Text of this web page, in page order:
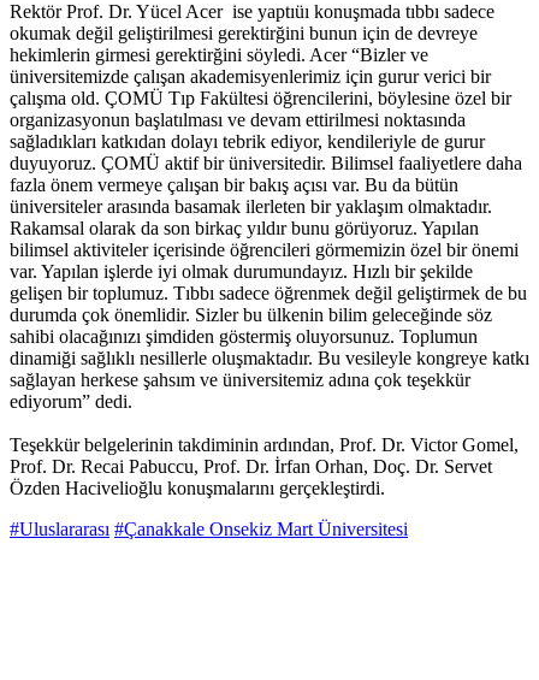
Rektör Prof. Dr. Yücel Acer ise yaptıüı konuşmada tıbbı sadece
okumak değil geliştirilmesi gerektirğini bunun için de devreye
hekimlerin girmesi gerektirğini söyledi. Acer “Bizler ve
üniversitemizde çalışan akademisyenlerimiz için gurur verici bir
çalışma old. ÇOMÜ Tıp Fakültesi öğrencilerini, böylesine özel bir
organizasyonun başlatılması ve devam ettirilmesi noktasında
sağladıkları katkıdan dolayı tebrik ediyor, kendileriyle de gurur
duyuyoruz. ÇOMÜ aktif bir üniversitedir. Bilimsel faaliyetlere daha
fazla önem vermeye çalışan bir bakış açısı var. Bu da bütün
üniversiteler arasında basamak ilerleten bir yaklaşım olmaktadır.
Rakamsal olarak da son birkaç yıldır bunu görüyoruz. Yapılan
bilimsel aktiviteler içerisinde öğrencileri görmemizin özel bir önemi
var. Yapılan işlerde iyi olmak durumundayız. Hızlı bir şekilde
gelişen bir toplumuz. Tıbbı sadece öğrenmek değil geliştirmek de bu
durumda çok önemlidir. Sizler bu ülkenin bilim geleceğinde söz
sahibi olacağınızı şimdiden göstermiş oluyorsunuz. Toplumun
dinamiği sağlıklı nesillerle oluşmaktadır. Bu vesileyle kongreye katkı
sağlayan herkese şahsım ve üniversitemiz adına çok teşekkür
ediyorum” dedi.
Teşekkür belgelerinin takdiminin ardından, Prof. Dr. Victor Gomel,
Prof. Dr. Recai Pabuccu, Prof. Dr. İrfan Orhan, Doç. Dr. Servet
Özden Hacivelioğlu konuşmalarını gerçekleştirdi.
#Uluslararası #Çanakkale Onsekiz Mart Üniversitesi